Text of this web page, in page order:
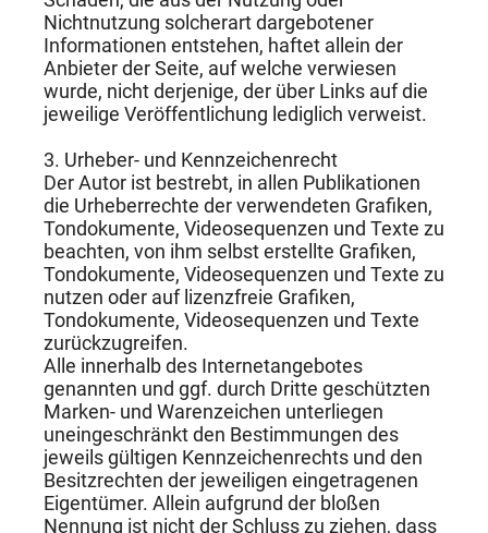
Nichtnutzung solcherart dargebotener
Informationen entstehen, haftet allein der
Anbieter der Seite, auf welche verwiesen
wurde, nicht derjenige, der über Links auf die
jeweilige Veröffentlichung lediglich verweist.
3. Urheber- und Kennzeichenrecht
Der Autor ist bestrebt, in allen Publikationen
die Urheberrechte der verwendeten Grafiken,
Tondokumente, Videosequenzen und Texte zu
beachten, von ihm selbst erstellte Grafiken,
Tondokumente, Videosequenzen und Texte zu
nutzen oder auf lizenzfreie Grafiken,
Tondokumente, Videosequenzen und Texte
zurückzugreifen.
Alle innerhalb des Internetangebotes
genannten und ggf. durch Dritte geschützten
Marken- und Warenzeichen unterliegen
uneingeschränkt den Bestimmungen des
jeweils gültigen Kennzeichenrechts und den
Besitzrechten der jeweiligen eingetragenen
Eigentümer. Allein aufgrund der bloßen
Nennung ist nicht der Schluss zu ziehen, dass